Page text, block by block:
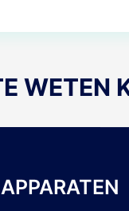
WETEN
APPARATEN